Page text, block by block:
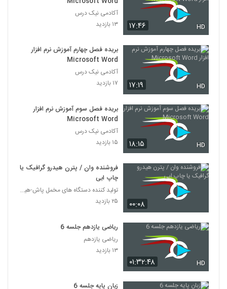
۱۷:۴۶ HD
آکادمی نیک درس
۱۳ بازدید
۱۷:۱۹ HD
بریده فصل چهارم آموزش نرم افزار
Microsoft Word
آکادمی نیک درس
۱۷ بازدید
۱۸:۱۵ HD
بریده فصل سوم آموزش نرم افزار
Microsoft Word
آکادمی نیک درس
۱۵ بازدید
۰۰:۰۸
فروشنده وان / پترن هیدرو گرافیک یا
چاپ ابی
تولید کننده دستگاه های مخمل پاش-هیدروگرافیک-ابکاری
۲۵ بازدید
۰۱:۳۲:۴۸ HD
ریاضی یازدهم جلسه 6
ریاضی یازدهم
۱۳ بازدید
زبان پایه جلسه 6